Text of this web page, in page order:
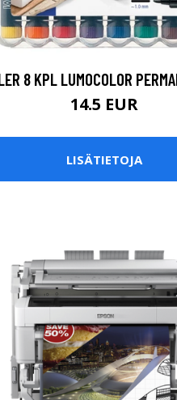
8 KPL LUMOCOLOR
14.5 EUR
LISÄTIETOJA